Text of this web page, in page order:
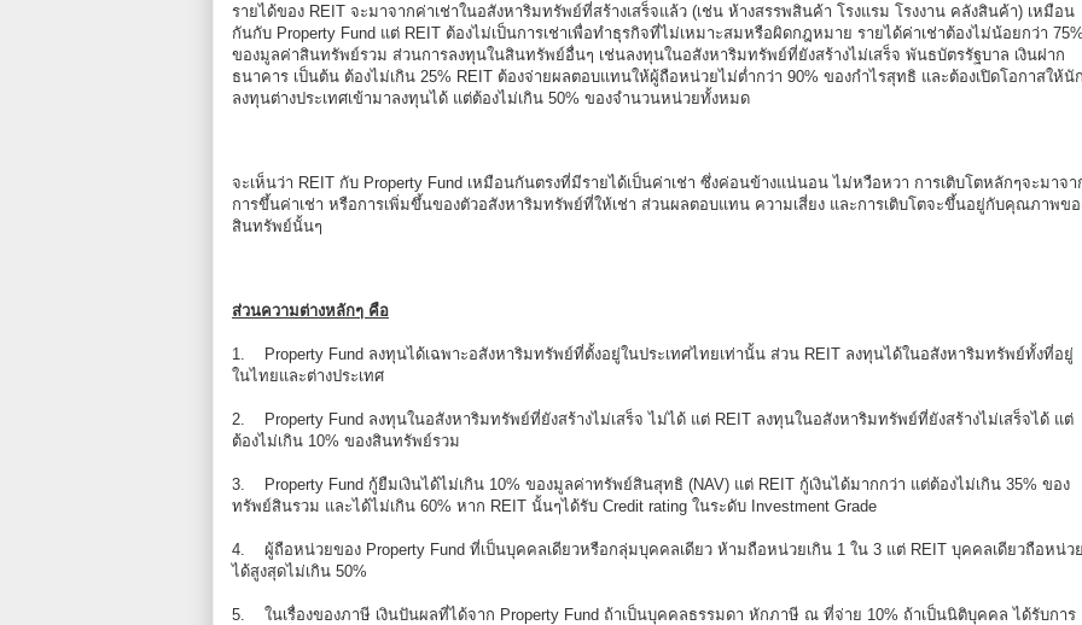
รายได้ของ REIT จะมาจากค่าเช่าในอสังหาริมทรัพย์ที่สร้างเสร็จแล้ว (เช่น ห้างสรรพสินค้า โรงแรม โรงงาน คลังสินค้า) เหมือน
กันกับ Property Fund แต่ REIT ต้องไม่เป็นการเช่าเพื่อทำธุรกิจที่ไม่เหมาะสมหรือผิดกฎหมาย รายได้ค่าเช่าต้องไม่น้อยกว่า 75%
ของมูลค่าสินทรัพย์รวม ส่วนการลงทุนในสินทรัพย์อื่นๆ เช่นลงทุนในอสังหาริมทรัพย์ที่ยังสร้างไม่เสร็จ พันธบัตรรัฐบาล เงินฝาก
ธนาคาร เป็นต้น ต้องไม่เกิน 25% REIT ต้องจ่ายผลตอบแทนให้ผู้ถือหน่วยไม่ต่ำกว่า 90% ของกำไรสุทธิ และต้องเปิดโอกาสให้นัก
ลงทุนต่างประเทศเข้ามาลงทุนได้ แต่ต้องไม่เกิน 50% ของจำนวนหน่วยทั้งหมด
จะเห็นว่า REIT กับ Property Fund เหมือนกันตรงที่มีรายได้เป็นค่าเช่า ซึ่งค่อนข้างแน่นอน ไม่หวือหวา การเติบโตหลักๆจะมาจา
การขึ้นค่าเช่า หรือการเพิ่มขึ้นของตัวอสังหาริมทรัพย์ที่ให้เช่า ส่วนผลตอบแทน ความเสี่ยง และการเติบโตจะขึ้นอยู่กับคุณภาพขอ
สินทรัพย์นั้นๆ
ส่วนความต่างหลักๆ คือ
1. Property Fund ลงทุนได้เฉพาะอสังหาริมทรัพย์ที่ตั้งอยู่ในประเทศไทยเท่านั้น ส่วน REIT ลงทุนได้ในอสังหาริมทรัพย์ทั้งที่อยู่
ในไทยและต่างประเทศ
2. Property Fund ลงทุนในอสังหาริมทรัพย์ที่ยังสร้างไม่เสร็จ ไม่ได้ แต่ REIT ลงทุนในอสังหาริมทรัพย์ที่ยังสร้างไม่เสร็จได้ แต่
ต้องไม่เกิน 10% ของสินทรัพย์รวม
3. Property Fund กู้ยืมเงินได้ไม่เกิน 10% ของมูลค่าทรัพย์สินสุทธิ (NAV) แต่ REIT กู้เงินได้มากกว่า แต่ต้องไม่เกิน 35% ของ
ทรัพย์สินรวม และได้ไม่เกิน 60% หาก REIT นั้นๆได้รับ Credit rating ในระดับ Investment Grade
4. ผู้ถือหน่วยของ Property Fund ที่เป็นบุคคลเดียวหรือกลุ่มบุคคลเดียว ห้ามถือหน่วยเกิน 1 ใน 3 แต่ REIT บุคคลเดียวถือหน่วย
ได้สูงสุดไม่เกิน 50%
5. ในเรื่องของภาษี เงินปันผลที่ได้จาก Property Fund ถ้าเป็นบุคคลธรรมดา หักภาษี ณ ที่จ่าย 10% ถ้าเป็นนิติบุคคล ได้รับการ